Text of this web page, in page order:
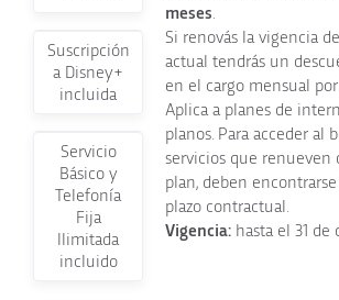
Suscripción
a Disney+
incluida
Servicio
Básico y
Telefonía
Fija
Ilimitada
incluido
meses
Si renovás la vigencia
actual tendrás un
en el cargo mensual por
Aplica a planes de
planos. Para acceder al
servicios que renueven
plan, deben encontrarse
plazo contractual.
Vigencia: hasta el 31 de